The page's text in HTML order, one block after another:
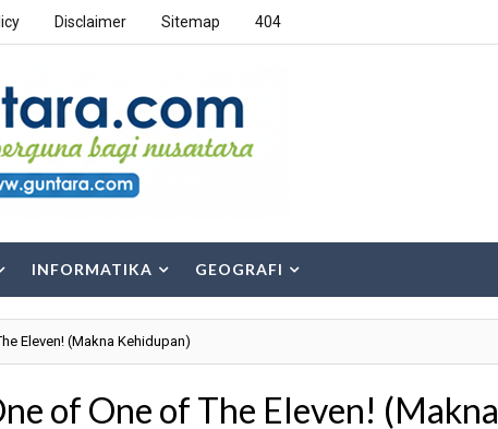
Disclaimer Sitemap 404
INFORMATIKA GEOGRAFI
Eleven! (Makna Kehidupan)
of One of The Eleven! (Makna